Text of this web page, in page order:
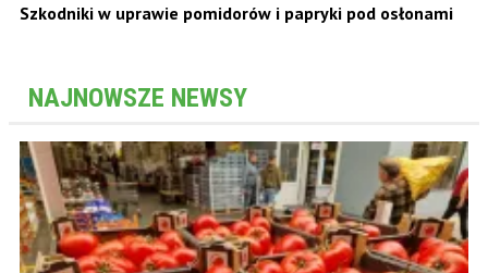
Szkodniki w uprawie pomidorów i papryki pod osłonami
NAJNOWSZE NEWSY